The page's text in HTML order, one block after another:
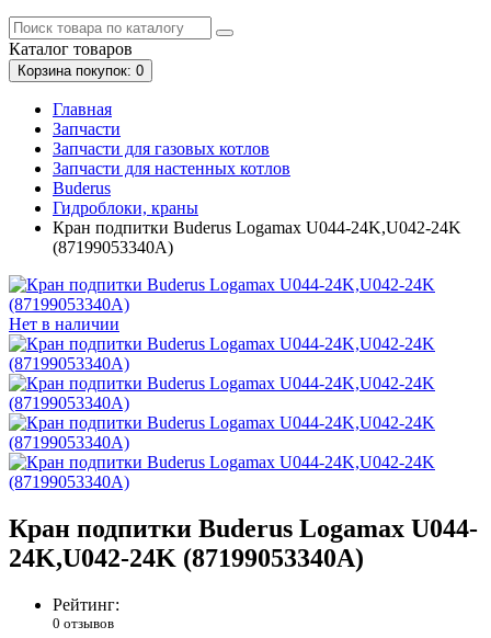
Каталог товаров
Корзинапокупок: 0
Главная
Запчасти
Запчасти для газовых котлов
Запчасти для настенных котлов
Buderus
Гидроблоки, краны
Кран подпитки Buderus Logamax U044-24K,U042-24K
(87199053340A)
Нет в наличии
Кран подпитки Buderus Logamax U044-
24K,U042-24K (87199053340A)
Рейтинг:
0 отзывов